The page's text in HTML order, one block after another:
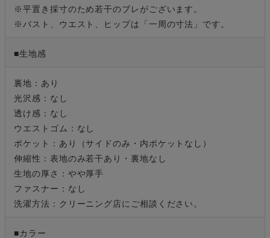
※平置き採寸のため若干のブレがございます。
※バスト、ウエスト、ヒップは「一周の寸法」です。
■生地感
裏地：あり
光沢感：なし
透け感：なし
ウエストゴム：なし
ポケット：あり（サイドのみ・内ポケットなし）
伸縮性：表地のみ若干あり・裏地なし
生地の厚さ：やや厚手
ファスナー：なし
洗濯方法：クリーニング店にご相談ください。
■カラー